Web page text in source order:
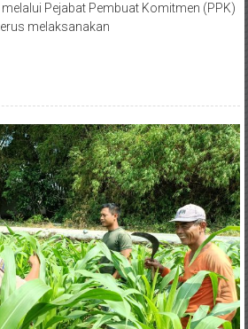
Pejabat Pembuat Komitmen (PPK)
melaksanakan